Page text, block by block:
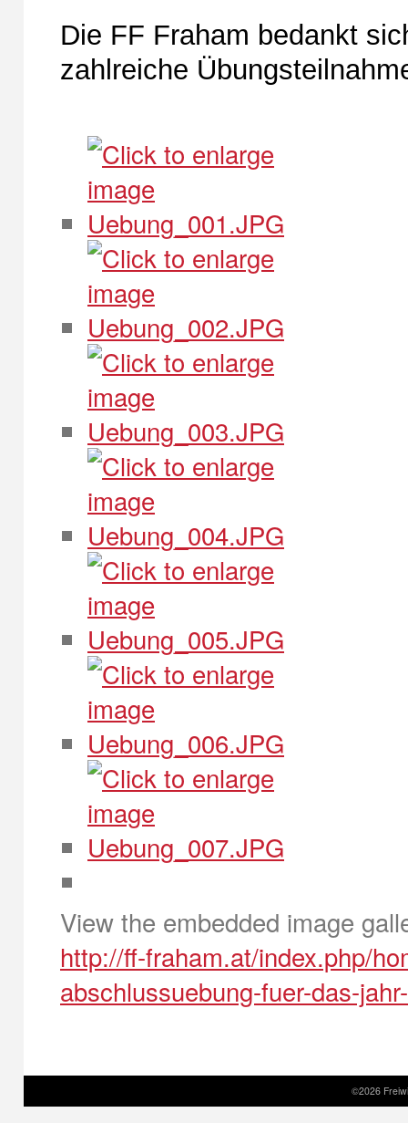
Die FF Fraham bedankt
zahlreiche
View the embedded image
http://ff-fraham.at/index.php/
abschlussuebung-fuer-das-
©2026